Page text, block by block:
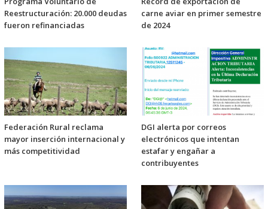
Reestructuración: 20.000 deudas
fueron refinanciadas
carne aviar en primer semestre
de 2024
Federación Rural reclama
mayor inserción internacional y
más competitividad
DGI alerta por correos
electrónicos que intentan
estafar y engañar a
contribuyentes